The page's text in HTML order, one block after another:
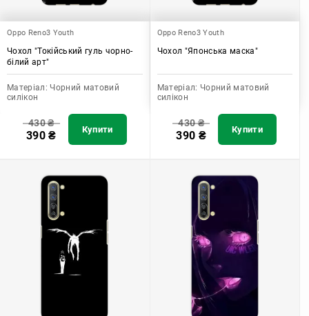
Oppo Reno3 Youth
Чохол "Токійський гуль чорно-
білий арт"
Матеріал: Чорний матовий
силікон
430₴
390₴ Купити
Oppo Reno3 Youth
Чохол "Японська маска"
Матеріал: Чорний матовий
силікон
430₴
390 ₴ Купити